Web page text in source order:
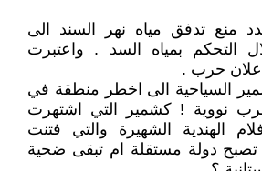
منع تدفق مياه نهر السند الى
التحكم بمياه السد . واعتبرت
اعلان حرب .
السياحية الى اخطر منطقة في
نووية ! كشمير التي اشتهرت
الهندية الشهيرة والتي فتنت
تصبح دولة مستقلة ام تبقى ضحية